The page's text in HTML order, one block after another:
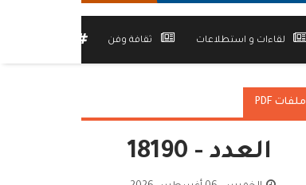
لقاءات و استطلاعات ثقافة وفن
ملفات PDF
العدد - 18190